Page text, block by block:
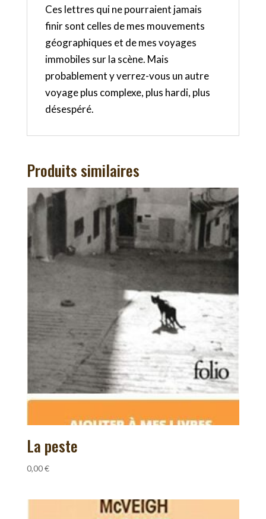
Ces lettres qui ne pourraient jamais
finir sont celles de mes mouvements
géographiques et de mes voyages
immobiles sur la scène. Mais
probablement y verrez-vous un autre
voyage plus complexe, plus hardi, plus
désespéré.
Produits similaires
La peste
0,00€